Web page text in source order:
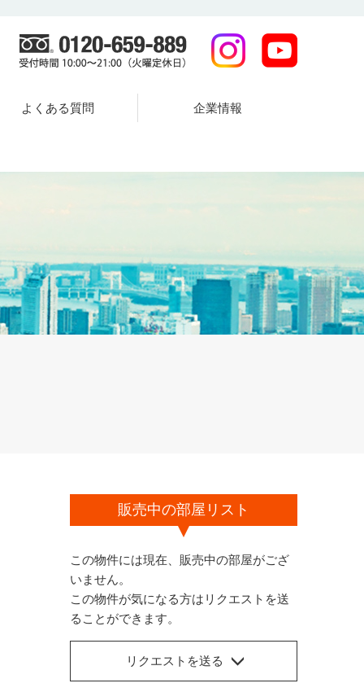
よくある質問 企業情報
販売中の部屋リスト
この物件には現在、販売中の部屋がござ
いません。
この物件が気になる方はリクエストを送
ることができます。
リクエストを送る